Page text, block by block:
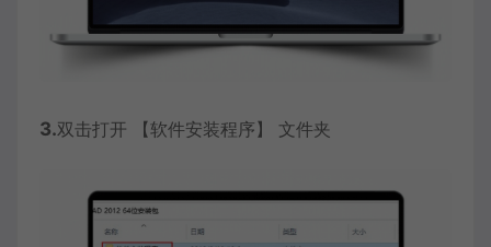
3.双击打开 【软件安装程序】 文件夹